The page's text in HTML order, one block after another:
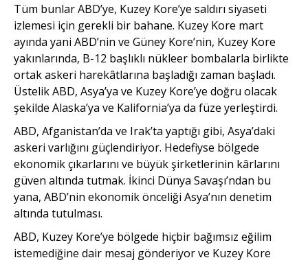
Tüm bunlar ABD’ye, Kuzey Kore’ye saldırı siyaseti
izlemesi için gerekli bir bahane. Kuzey Kore mart
ayında yani ABD’nin ve Güney Kore’nin, Kuzey Kore
yakınlarında, B-12 başlıklı nükleer bombalarla birlikte
ortak askeri harekâtlarına başladığı zaman başladı.
Üstelik ABD, Asya’ya ve Kuzey Kore’ye doğru olacak
şekilde Alaska’ya ve Kalifornia’ya da füze yerleştirdi.
ABD, Afganistan’da ve Irak’ta yaptığı gibi, Asya’daki
askeri varlığını güçlendiriyor. Hedefiyse bölgede
ekonomik çıkarlarını ve büyük şirketlerinin kârlarını
güven altında tutmak. İkinci Dünya Savaşı’ndan bu
yana, ABD’nin ekonomik önceliği Asya’nın denetim
altında tutulması.
ABD, Kuzey Kore’ye bölgede hiçbir bağımsız eğilim
istemediğine dair mesaj gönderiyor ve Kuzey Kore